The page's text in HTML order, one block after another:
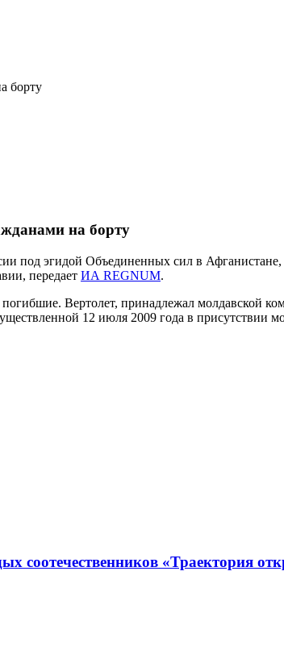
борту
на борту
под эгидой Объединенных сил в
передает ИА REGNUM.
Вертолет, принадлежал молдавской
12 июля 2009 года в присутствии
соотечественников «Траектория